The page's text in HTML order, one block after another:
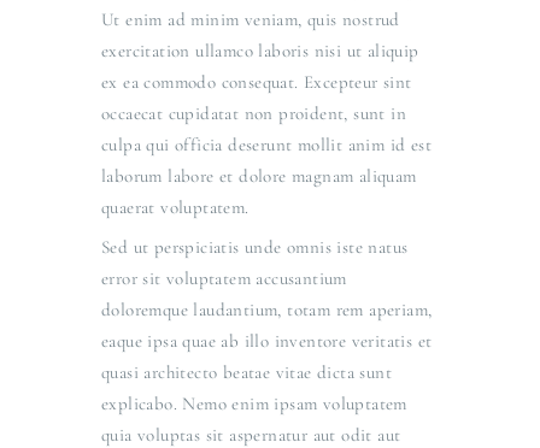
Ut enim ad minim veniam, quis nostrud
exercitation ullamco laboris nisi ut aliquip
ex ea commodo consequat. Excepteur sint
occaecat cupidatat non proident, sunt in
culpa qui officia deserunt mollit anim id est
laborum labore et dolore magnam aliquam
quaerat voluptatem.
Sed ut perspiciatis unde omnis iste natus
error sit voluptatem accusantium
doloremque laudantium, totam rem aperiam,
eaque ipsa quae ab illo inventore veritatis et
quasi architecto beatae vitae dicta sunt
explicabo. Nemo enim ipsam voluptatem
quia voluptas sit aspernatur aut odit aut